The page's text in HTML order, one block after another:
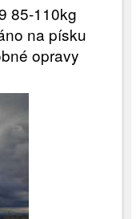
85-110kg
na písku
opravy